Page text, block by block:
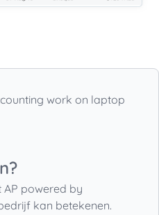
AP powered by
kan betekenen.